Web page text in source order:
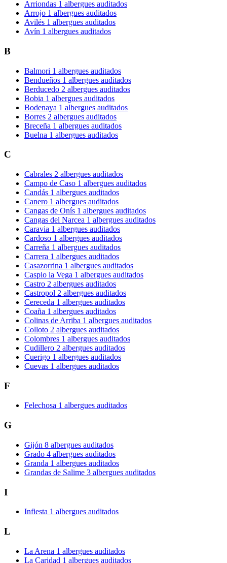
Arriondas 1 albergues auditados
Arrojo 1 albergues auditados
Avilés 1 albergues auditados
Avín 1 albergues auditados
B
Balmori 1 albergues auditados
Bendueños 1 albergues auditados
Berducedo 2 albergues auditados
Bobia 1 albergues auditados
Bodenaya 1 albergues auditados
Borres 2 albergues auditados
Breceña 1 albergues auditados
Buelna 1 albergues auditados
C
Cabrales 2 albergues auditados
Campo de Caso 1 albergues auditados
Candás 1 albergues auditados
Canero 1 albergues auditados
Cangas de Onís 1 albergues auditados
Cangas del Narcea 1 albergues auditados
Caravia 1 albergues auditados
Cardoso 1 albergues auditados
Carreña 1 albergues auditados
Carrera 1 albergues auditados
Casazorrina 1 albergues auditados
Caspio la Vega 1 albergues auditados
Castro 2 albergues auditados
Castropol 2 albergues auditados
Cereceda 1 albergues auditados
Coaña 1 albergues auditados
Colinas de Arriba 1 albergues auditados
Colloto 2 albergues auditados
Colombres 1 albergues auditados
Cudillero 2 albergues auditados
Cuerigo 1 albergues auditados
Cuevas 1 albergues auditados
F
Felechosa 1 albergues auditados
G
Gijón 8 albergues auditados
Grado 4 albergues auditados
Granda 1 albergues auditados
Grandas de Salime 3 albergues auditados
I
Infiesta 1 albergues auditados
L
La Arena 1 albergues auditados
La Caridad 1 albergues auditados